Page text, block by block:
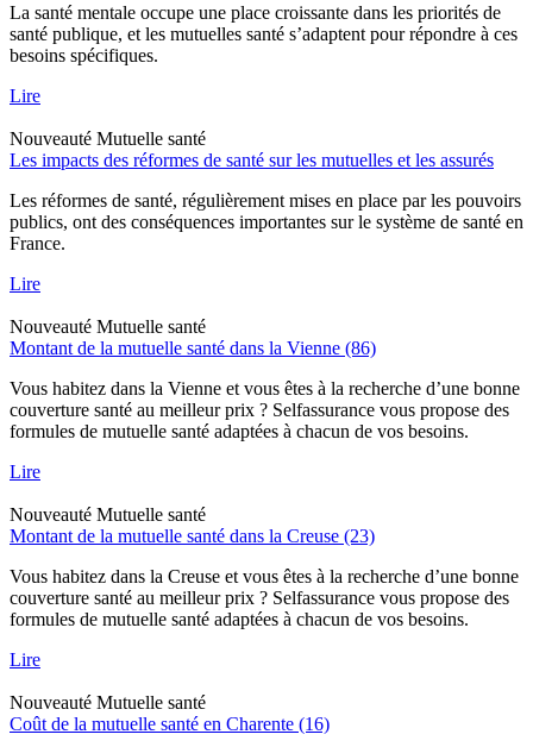
La santé mentale occupe une place croissante dans les priorités de
santé publique, et les mutuelles santé s’adaptent pour répondre à ces
besoins spécifiques.
Lire
Nouveauté Mutuelle santé
Les impacts des réformes de santé sur les mutuelles et les assurés
Les réformes de santé, régulièrement mises en place par les pouvoirs
publics, ont des conséquences importantes sur le système de santé en
France.
Lire
Nouveauté Mutuelle santé
Montant de la mutuelle santé dans la Vienne (86)
Vous habitez dans la Vienne et vous êtes à la recherche d’une bonne
couverture santé au meilleur prix ? Selfassurance vous propose des
formules de mutuelle santé adaptées à chacun de vos besoins.
Lire
Nouveauté Mutuelle santé
Montant de la mutuelle santé dans la Creuse (23)
Vous habitez dans la Creuse et vous êtes à la recherche d’une bonne
couverture santé au meilleur prix ? Selfassurance vous propose des
formules de mutuelle santé adaptées à chacun de vos besoins.
Lire
Nouveauté Mutuelle santé
Coût de la mutuelle santé en Charente (16)